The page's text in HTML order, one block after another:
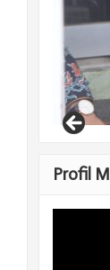
Profil